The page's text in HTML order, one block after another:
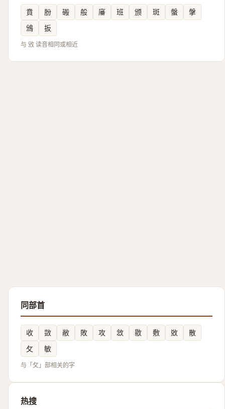
賁 朌 䃑 般 㢖 班 颁 斑 螌
搫
鳻
扳
与 攽 读音相同或相近
同部首
收 敳 敝 敗 攻 敜 敭 敷 敚
散
攵
敏
与「攵」部相关的字
热搜